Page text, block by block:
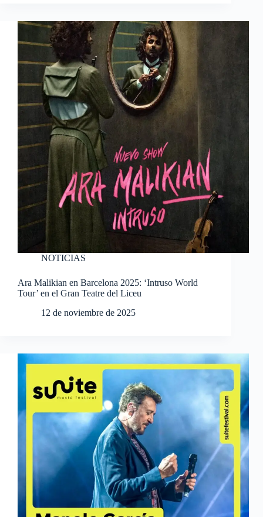
NOTICIAS
Ara Malikian en Barcelona 2025: ‘Intruso World
Tour’ en el Gran Teatre del Liceu
12 de noviembre de 2025